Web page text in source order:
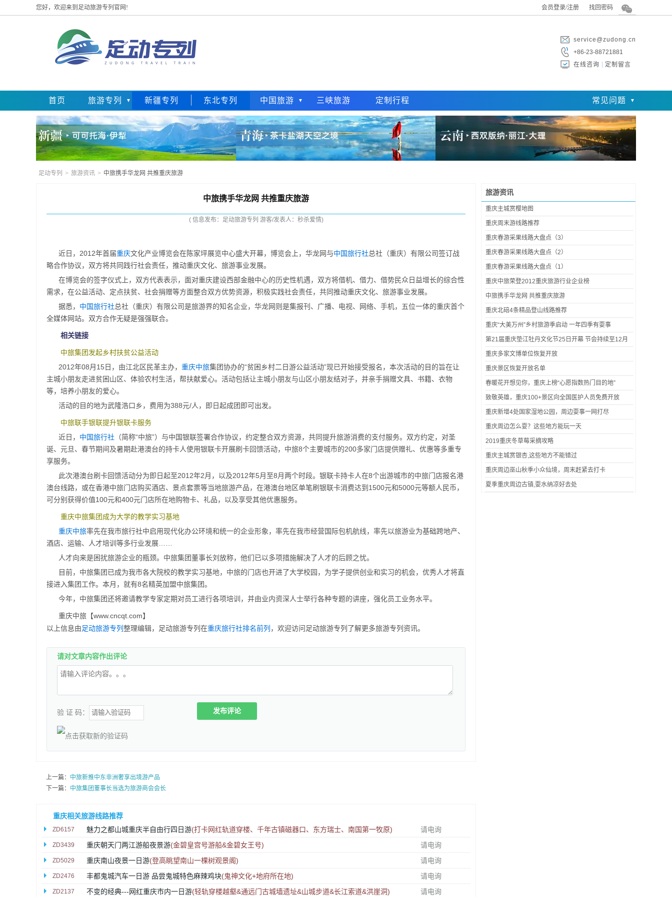
您好，欢迎来到足动旅游专列官网! 会员登录/注册 找回密码
service@zudong.cn
+86-23-88721881
在线咨询
定制留言
首页 旅游专列 新疆专列 东北专列 中国旅游 三峡旅游 定制行程 常见问题
足动专列 > 旅游资讯 > 中旅携手华龙网 共推重庆旅游
中旅携手华龙网 共推重庆旅游
( 信息发布：足动旅游专列 游客/发表人：秒杀爱情)
近日，2012年首届重庆文化产业博览会在陈家坪展览中心盛大开幕，博览会上，华龙网与中国旅行社总社（重庆）有限公司签订战
略合作协议，双方将共同践行社会责任，推动重庆文化、旅游事业发展。
在博览会的签字仪式上，双方代表表示，面对重庆建设西部金融中心的历史性机遇，双方将借机、借力、借势民众日益增长的综合性
需求，在公益活动、定点扶贫、社会捐赠等方面整合双方优势资源，积极实践社会责任，共同推动重庆文化、旅游事业发展。
据悉， 中国旅行社总社（重庆）有限公司是旅游界的知名企业，华龙网则是集报刊、广播、电视、网络、手机，五位一体的重庆首个
全媒体网站。双方合作无疑是强强联合。
相关链接
中旅集团发起乡村扶贫公益活动
2012年08月15日，由江北区民革主办， 重庆中旅集团协办的“贫困乡村二日游公益活动”现已开始接受报名，本次活动的目的旨在让
主城小朋友走进贫困山区、体验农村生活，帮扶献爱心。活动包括让主城小朋友与山区小朋友结对子，并亲手捐赠文具、书籍、衣物
等，培养小朋友的爱心。
活动的目的地为武隆浩口乡，费用为388元/人，即日起成团即可出发。
中旅联手银联提升银联卡服务
近日， 中国旅行社 （简称“中旅”）与中国银联签署合作协议，约定整合双方资源，共同提升旅游消费的支付服务。双方约定，对圣
诞、元旦、春节期间及暑期赴港澳台的持卡人使用银联卡开展刷卡回馈活动，中旅8个主要城市的200多家门店提供赠礼、优惠等多重专
享服务。
此次港澳台刷卡回馈活动分为即日起至2012年2月，以及2012年5月至8月两个时段。银联卡持卡人在8个出游城市的中旅门店报名港
澳台线路，或在香港中旅门店购买酒店、景点套票等当地旅游产品，在港澳台地区单笔刷银联卡消费达到1500元和5000元等额人民币，
可分别获得价值100元和400元门店所在地购物卡、礼品，以及享受其他优惠服务。
重庆中旅集团成为大学的教学实习基地
重庆中旅率先在我市旅行社中启用现代化办公环境和统一的企业形象，率先在我市经营国际包机航线，率先以旅游业为基础跨地产、
酒店、运输、人才培训等多行业发展……
人才向来是困扰旅游企业的瓶颈。中旅集团董事长刘放称，他们已以多项措施解决了人才的后顾之忧。
目前，中旅集团已成为我市各大院校的教学实习基地，中旅的门店也开进了大学校园，为学子提供创业和实习的机会，优秀人才将直
接进入集团工作。本月，就有8名精英加盟中旅集团。
今年，中旅集团还将邀请教学专家定期对员工进行各项培训，并由业内资深人士举行各种专题的讲座，强化员工业务水平。
重庆中旅【www.cncqt.com】
以上信息由足动旅游专列 整理编辑，足动旅游专列在重庆旅行社排名前列 ，欢迎访问足动旅游专列了解更多旅游专列资讯。
请对文章内容作出评论
验 证 码： 发布评论
上一篇： 中旅新推中东非洲奢享出境游产品
下一篇： 中旅集团董事长当选为旅游商会会长
重庆相关旅游线路推荐
ZD6157 魅力之都山城重庆半自由行四日游(打卡网红轨道穿楼、千年古镇磁器口、东方瑞士、南国第一牧原) 请电询
ZD3439 重庆朝天门两江游船夜景游(金碧皇宫号游船&金碧女王号) 请电询
ZD5029 重庆南山夜景一日游(登高眺望南山一棵树观景阁) 请电询
ZD2476 丰都鬼城汽车一日游 品尝鬼城特色麻辣鸡块(鬼神文化+地府所在地) 请电询
ZD2137 不变的经典---网红重庆市内一日游(轻轨穿楼越壑&通远门古城墙遗址&山城步道&长江索道&洪崖洞) 请电询
旅游资讯
重庆主城赏樱地图
重庆周末游线路推荐
重庆春游采果线路大盘点（3）
重庆春游采果线路大盘点（2）
重庆春游采果线路大盘点（1）
重庆中旅荣登2012重庆旅游行业企业榜
中旅携手华龙网 共推重庆旅游
重庆北碚4条精品登山线路推荐
重庆“大美万州”乡村旅游季启动 一年四季有耍事
第21届重庆垫江牡丹文化节25日开幕 节会持续至12月
重庆多家文博单位恢复开放
重庆景区恢复开放名单
春暖花开想见你，重庆上榜“心愿指数热门目的地”
致敬英雄，重庆100+景区向全国医护人员免费开放
重庆新增4处国家湿地公园，周边耍事一网打尽
重庆周边怎么耍？这些地方能玩一天
2019重庆冬草莓采摘攻略
重庆主城赏银杏,这些地方不能错过
重庆周边巫山秋季小众仙境，周末赶紧去打卡
夏季重庆周边古镇,耍水纳凉好去处